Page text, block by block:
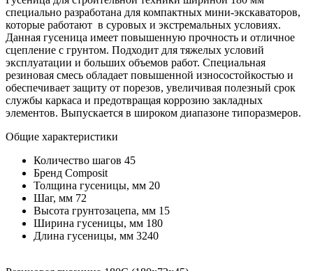
специально разработана для компактных мини-экскаваторов,
которые работают в суровых и экстремальных условиях.
Данная гусеница имеет повышенную прочность и отличное
сцепление с грунтом. Подходит для тяжелых условий
эксплуатации и больших объемов работ. Специальная
резиновая смесь обладает повышенной износостойкостью и
обеспечивает защиту от порезов, увеличивая полезный срок
службы каркаса и предотвращая коррозию закладных
элементов. Выпускается в широком диапазоне типоразмеров.
Общие характеристики
Количество шагов 45
Бренд Composit
Толщина гусеницы, мм 20
Шаг, мм 72
Высота грунтозацепа, мм 15
Ширина гусеницы, мм 180
Длина гусеницы, мм 3240